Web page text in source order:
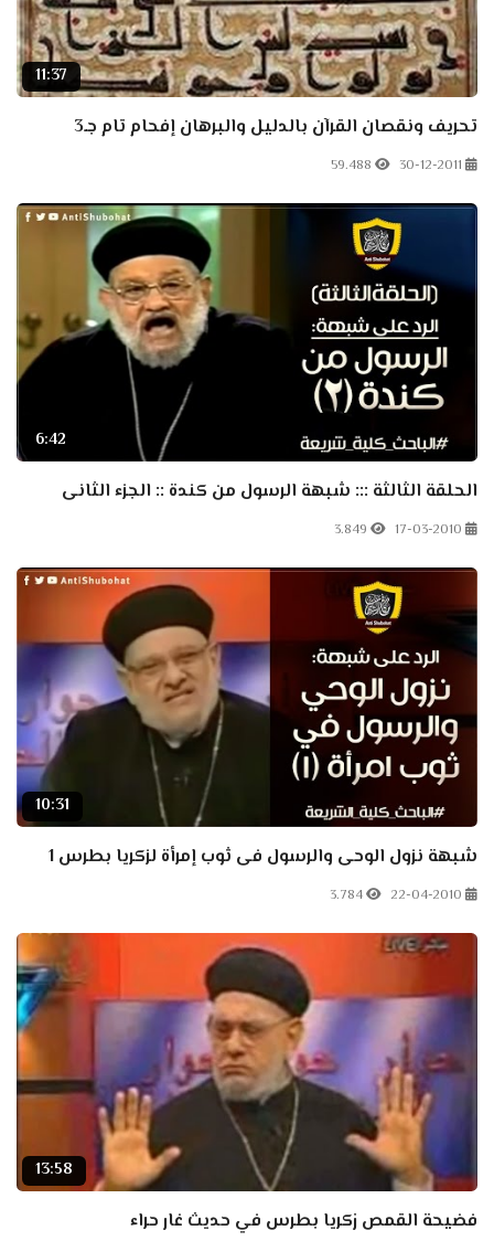
11:37
تحريف ونقصان القرآن بالدليل والبرهان إفحام تام جـ3
30-12-2011
59.488
6:42
الحلقة الثالثة ::: شبهة الرسول من كندة :: الجزء الثانى
17-03-2010
3.849
10:31
شبهة نزول الوحى والرسول فى ثوب إمرأة لزكريا بطرس 1
22-04-2010
3.784
13:58
فضيحة القمص زكريا بطرس في حديث غار حراء